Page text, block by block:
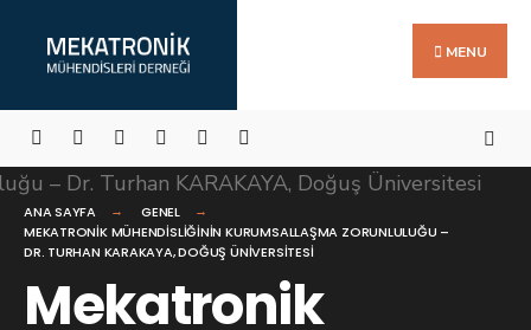
MENU
ANA SAYFA
GENEL
MEKATRONIK MÜHENDISLIĞININ KURUMSALLAŞMA ZORUNLULUĞU –
DR. TURHAN KARAKAYA, DOĞUŞ ÜNIVERSITESI
Mekatronik
for: